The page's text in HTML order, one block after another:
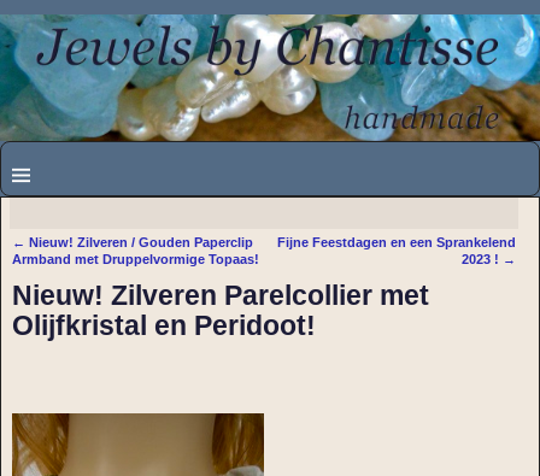
Bericht navigatie
← Nieuw! Zilveren / Gouden Paperclip
Armband met Druppelvormige Topaas!
Fijne Feestdagen en een Sprankelend
2023 ! →
Nieuw! Zilveren Parelcollier met
Olijfkristal en Peridoot!